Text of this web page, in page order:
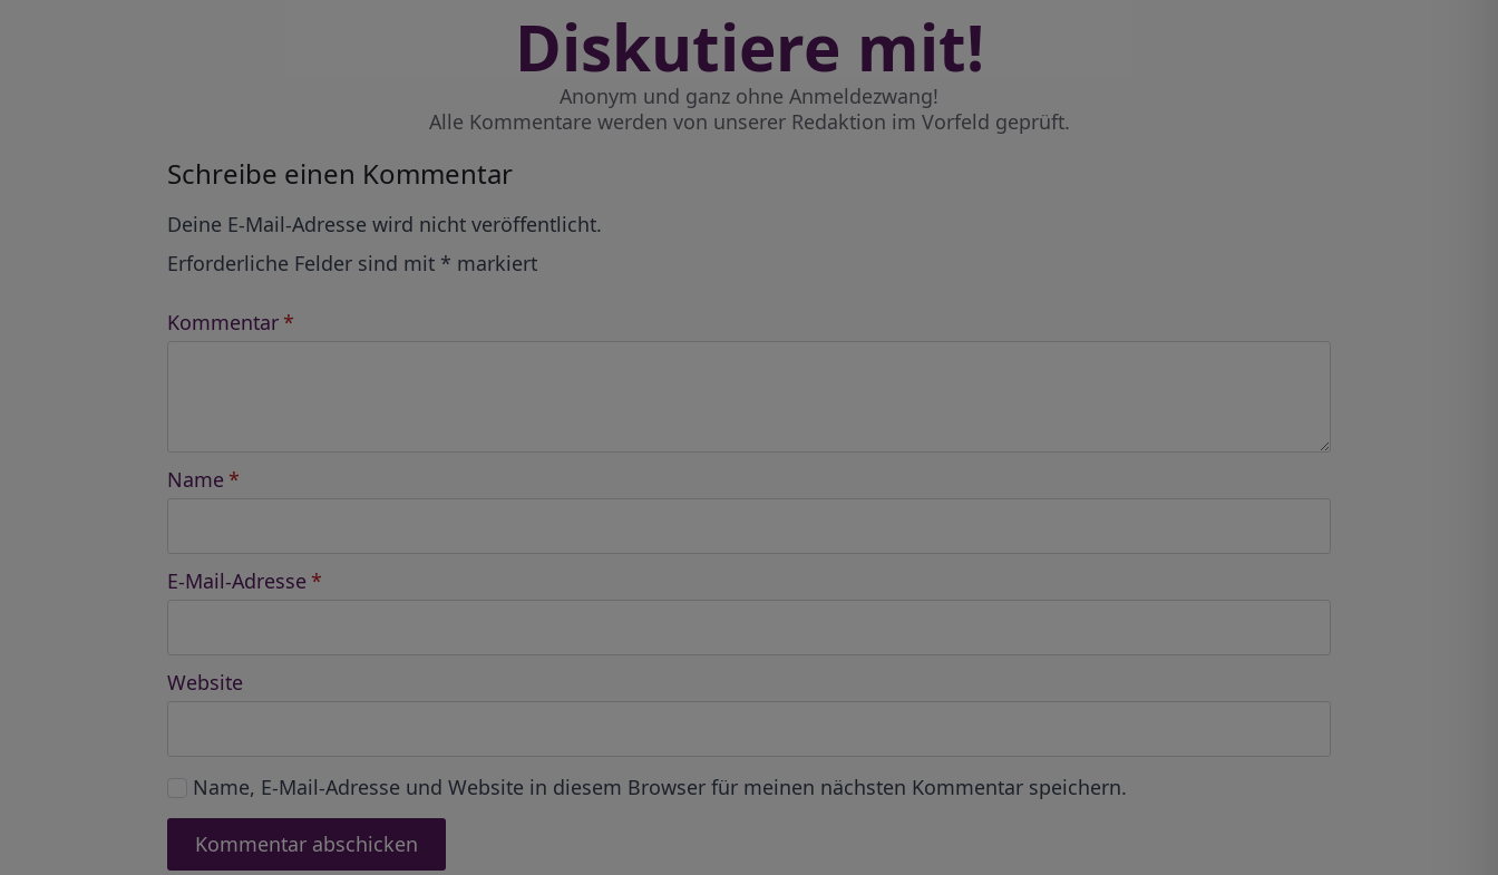
Diskutiere mit!
Anonym und ganz ohne Anmeldezwang!
Alle Kommentare werden von unserer Redaktion im Vorfeld geprüft.
Schreibe einen Kommentar
Deine E-Mail-Adresse wird nicht veröffentlicht.
Erforderliche Felder sind mit * markiert
Kommentar *
Name *
E-Mail-Adresse *
Website
Name, E-Mail-Adresse und Website in diesem Browser für meinen nächsten Kommentar speichern.